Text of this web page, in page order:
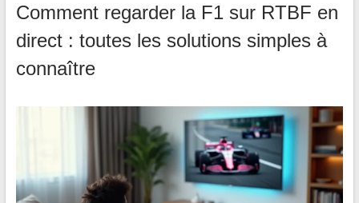
Comment regarder la F1 sur RTBF en
direct : toutes les solutions simples à
connaître